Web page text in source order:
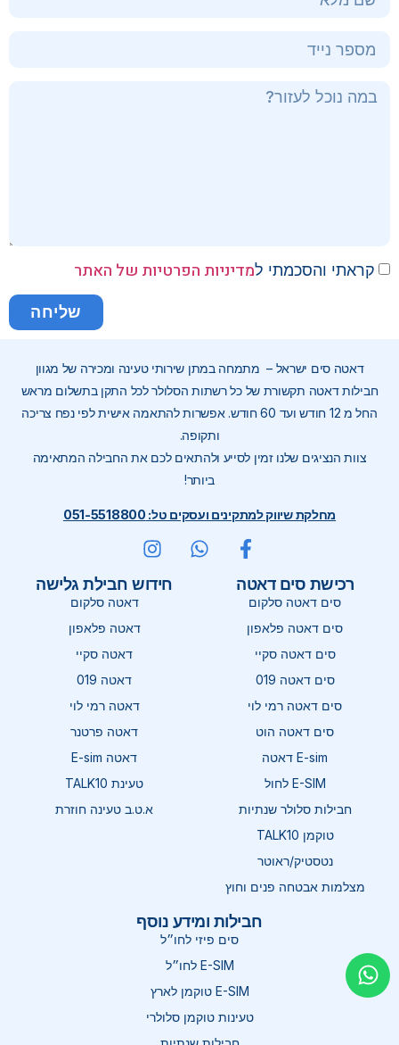
קראתי והסכמתי למדיניות הפרטיות של האתר
שליחה
דאטה סים ישראל – מתמחה במתן שירותי טעינה ומכירה של מגוון
חבילות דאטה תקשורת של כל רשתות הסלולר לכל התקן בתשלום מראש
החל מ 12 חודש ועד 60 חודש. אפשרות להתאמה אישית לפי נפח צריכה
ותקופה.
צוות הנציגים שלנו זמין לסייע ולהתאים לכם את החבילה המתאימה
ביותר!
מחלקת שיווק למתקינים ועסקים טל: 051-5518800
רכישת סים דאטה
סים דאטה סלקום
סים דאטה פלאפון
סים דאטה סקיי
סים דאטה 019
סים דאטה רמי לוי
סים דאטה הוט
E-sim דאטה
E-SIM לחול
חבילות סלולר שנתיות
טוקמן TALK10
נטסטיק/ראוטר
מצלמות אבטחה פנים וחוץ
חידוש חבילת גלישה
דאטה סלקום
דאטה פלאפון
דאטה סקיי
דאטה 019
דאטה רמי לוי
דאטה פרטנר
דאטה E-sim
טעינת TALK10
א.ט.ב טעינה חוזרת
חבילות ומידע נוסף
סים פיזי לחו״ל
E-SIM לחו״ל
E-SIM טוקמן לארץ
טעינות טוקמן סלולרי